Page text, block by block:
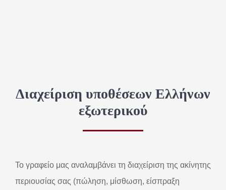
Διαχείριση υποθέσεων Ελλήνων
εξωτερικού
To γραφείο μας αναλαμβάνει τη διαχείριση της ακίνητης
περιουσίας σας (πώληση, μίσθωση, είσπραξη